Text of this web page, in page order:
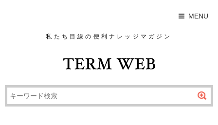
MENU
私たち目線の便利ナレッジマガジン